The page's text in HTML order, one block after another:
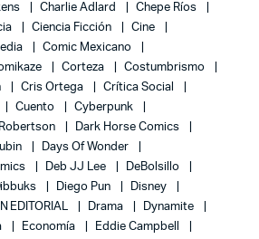
Charlie Adlard
Chepe Ríos
Ciencia Ficción
Cine
Comic Mexicano
Corteza
Costumbrismo
Cris Ortega
Crítica Social
Cuento
Cyberpunk
Dark Horse Comics
Days Of Wonder
Deb JJ Lee
DeBolsillo
Diego Pun
Disney
EDITORIAL Drama
Dynamite
Economía
Eddie Campbell